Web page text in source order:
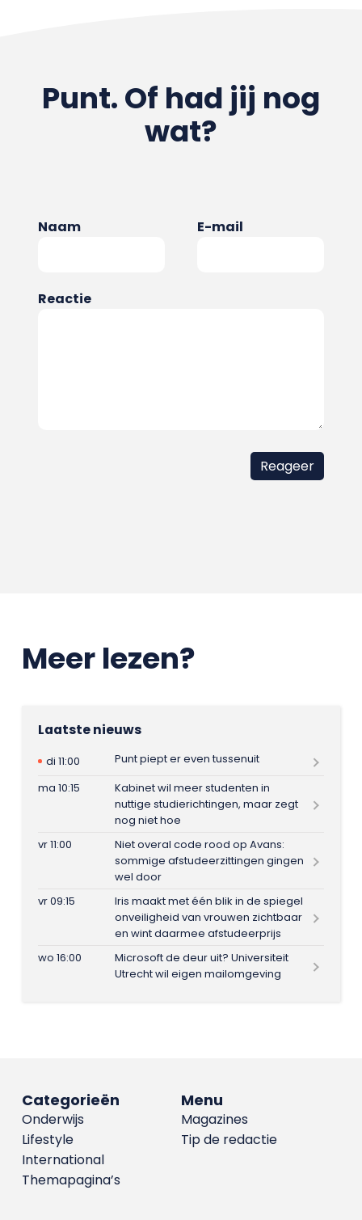
Punt. Of had jij nog
wat?
Naam E-mail
Reactie
Meer lezen?
Laatste nieuws
di 11:00
Punt piept er even tussenuit
ma 10:15
Kabinet wil meer studenten in
nuttige studierichtingen, maar zegt
nog niet hoe
vr 11:00
Niet overal code rood op Avans:
sommige afstudeerzittingen gingen
wel door
vr 09:15
Iris maakt met één blik in de spiegel
onveiligheid van vrouwen zichtbaar
en wint daarmee afstudeerprijs
wo 16:00
Microsoft de deur uit? Universiteit
Utrecht wil eigen mailomgeving
Menu
Magazines
Tip de redactie
Categorieën
Onderwijs
Lifestyle
International
Themapagina’s